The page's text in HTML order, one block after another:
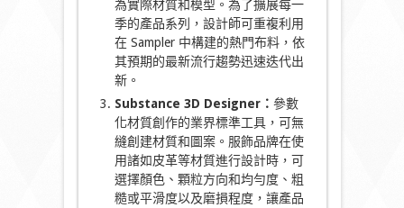
為實際材質和模型。為了擴展每一
季的產品系列，設計師可重複利用
在 Sampler 中構建的熱門布料，依
其預期的最新流行趨勢迅速迭代出
新。
Substance 3D Designer： 參數
化材質創作的業界標準工具，可無
縫創建材質和圖案。服飾品牌在使
用諸如皮革等材質進行設計時，可
選擇顏色、顆粒方向和均勻度、粗
糙或平滑度以及磨損程度，讓產品